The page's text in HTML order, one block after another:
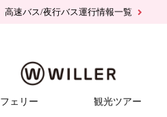
高速バス/夜行バス運行情報一覧
フェリー 観光ツアー